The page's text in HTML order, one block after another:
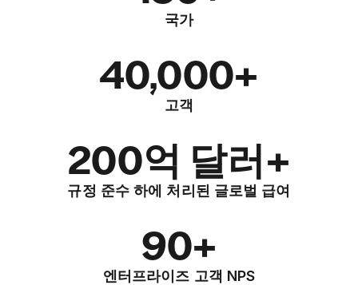
국가
40,000+
고객
200억 달러+
규정 준수 하에 처리된 글로벌 급여
90+
엔터프라이즈 고객 NPS